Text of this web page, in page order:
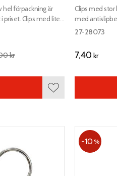
hel förpackning är
Clips med liten
56x23mm.
kr
Lägg till i favoriter
Clips med stor
med
56x23mm. För
27-28073
7,40 kr
10 %